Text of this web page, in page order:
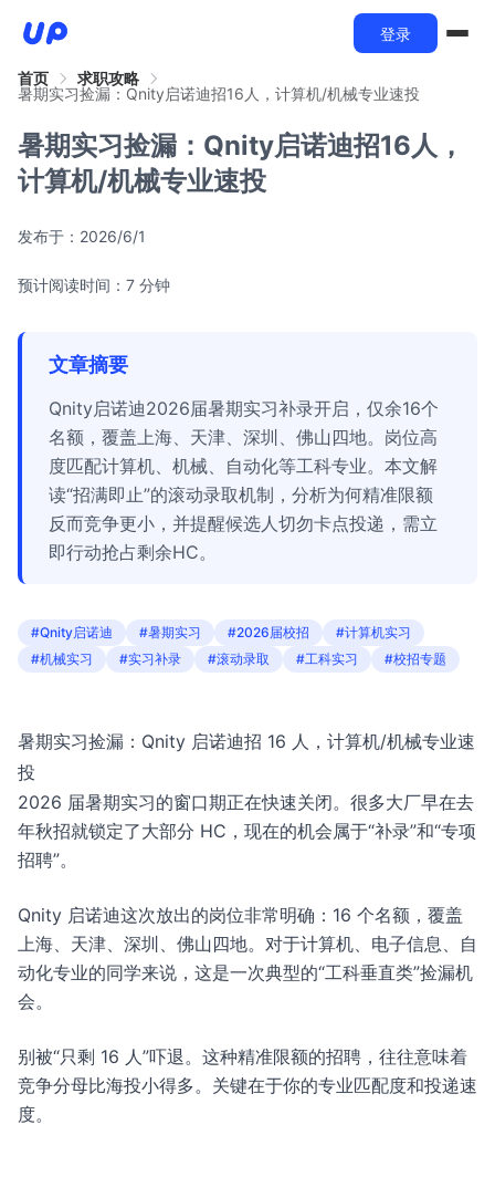
登录
首页
求职攻略
暑期实习捡漏：Qnity启诺迪招16人，计算机/机械专业速投
暑期实习捡漏：Qnity启诺迪招16人，
计算机/机械专业速投
发布于： 2026/6/1
预计阅读时间：7 分钟
文章摘要
Qnity启诺迪2026届暑期实习补录开启，仅余16个
名额，覆盖上海、天津、深圳、佛山四地。岗位高
度匹配计算机、机械、自动化等工科专业。本文解
读“招满即止”的滚动录取机制，分析为何精准限额
反而竞争更小，并提醒候选人切勿卡点投递，需立
即行动抢占剩余HC。
#Qnity启诺迪 #暑期实习 #2026届校招
#计算机实习
#机械实习
#实习补录 #滚动录取 #工科实习 #校招专题
暑期实习捡漏：Qnity 启诺迪招 16 人，计算机/机械专业速
投
2026 届暑期实习的窗口期正在快速关闭。很多大厂早在去
年秋招就锁定了大部分 HC，现在的机会属于“补录”和“专项
招聘”。
Qnity 启诺迪这次放出的岗位非常明确：16 个名额，覆盖
上海、天津、深圳、佛山四地。对于计算机、电子信息、自
动化专业的同学来说，这是一次典型的“工科垂直类”捡漏机
会。
别被“只剩 16 人”吓退。这种精准限额的招聘，往往意味着
竞争分母比海投小得多。关键在于你的专业匹配度和投递速
度。